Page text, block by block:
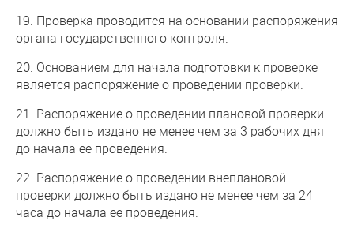
19. Проверка проводится на основании распоряжения
органа государственного контроля.
20. Основанием для начала подготовки к проверке
является распоряжение о проведении проверки.
21. Распоряжение о проведении плановой проверки
должно быть издано не менее чем за 3 рабочих дня
до начала ее проведения.
22. Распоряжение о проведении внеплановой
проверки должно быть издано не менее чем за 24
часа до начала ее проведения.